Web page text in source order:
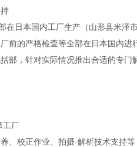
日本国内工厂生产（山形县米泽市
前的严格检查等全部在日本国内进行
括部，针对实际情况推出合适的专
工厂
、校正作业、拍摄·解析技术支持等